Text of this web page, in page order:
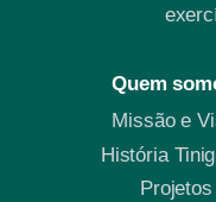
Quem
Missão e
História
Projetos